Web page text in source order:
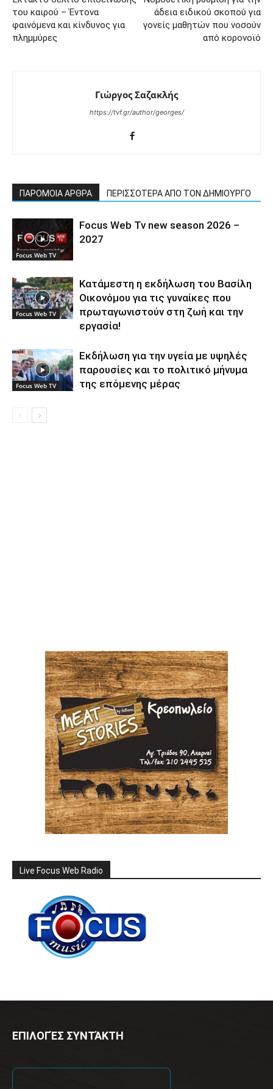
του καιρού – Έντονα
φαινόμενα και κίνδυνος για
πλημμύρες
άδεια ειδικού σκοπού για
γονείς μαθητών που νοσούν
από κορονοϊό
Γιώργος Σαζακλής
https://tvf.gr/author/georges/
ΠΑΡΟΜΟΙΑ ΑΡΘΡΑ ΠΕΡΙΣΣΟΤΕΡΑ ΑΠΟ ΤΟΝ ΔΗΜΙΟΥΡΓΟ
Focus Web TV
Focus Web Tv new season 2026 –
2027
Focus Web TV
Κατάμεστη η εκδήλωση του Βασίλη
Οικονόμου για τις γυναίκες που
πρωταγωνιστούν στη ζωή και την
εργασία!
Focus Web TV
Εκδήλωση για την υγεία με υψηλές
παρουσίες και το πολιτικό μήνυμα
της επόμενης μέρας
Live Focus Web Radio
ΕΠΙΛΟΓΈΣ ΣΥΝΤΆΚΤΗ